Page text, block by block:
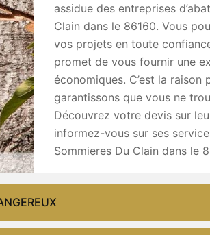
assidue des entreprises
Clain dans le 86160. Vous
vos projets en toute
promet de vous fournir une
économiques. C’est la raison
garantissons que vous ne
Découvrez votre devis sur
informez-vous sur ses
Sommieres Du Clain dans le